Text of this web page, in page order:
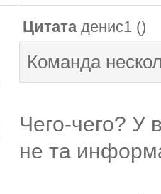
Цитата денис1 ()
Команда
Чего-чего? У
не та